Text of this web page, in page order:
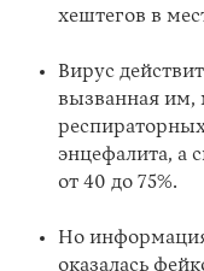
Instagram
X
хештегов в
Вирус
вызванная им,
энцефалита, а
от 40 до 75%.
Но
оказалась